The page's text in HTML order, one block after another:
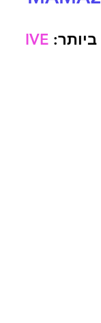
IVE